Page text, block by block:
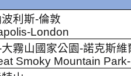
利斯-倫敦
-London
大霧山國家公園-諾克斯維
Smoky Mountain Park-